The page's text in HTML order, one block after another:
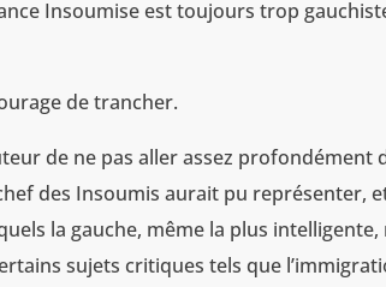
Insoumise est toujours trop
de trancher.
de ne pas aller assez
des Insoumis aurait pu représenter,
la gauche, même la plus intelligente,
sujets critiques tels que